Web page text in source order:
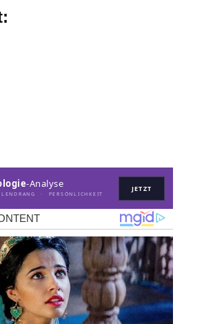
-Analyse
· PERSÖNLICHKEIT
JETZT